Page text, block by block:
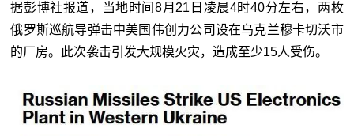
据彭博社报道，当地时间8月21日凌晨4时40分左右，两枚
俄罗斯巡航导弹击中美国伟创力公司设在乌克兰穆卡切沃市
的厂房。此次袭击引发大规模火灾，造成至少15人受伤。